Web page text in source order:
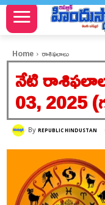
Home రాశిఫలాలు
నేటి
03, 2025
By REPUBLIC HINDUSTAN